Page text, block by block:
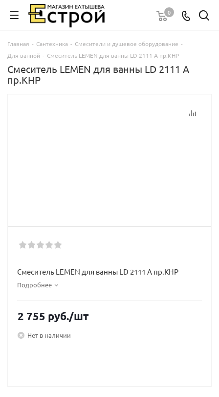
0
Главная - Сантехника - Смесители и душевое оборудование -
Для ванной - Смеситель LEMEN для ванны LD 2111 А пр.КНР
Смеситель LEMEN для ванны LD 2111 А
пр.КНР
Смеситель LEMEN для ванны LD 2111 А пр.КНР
Подробнее
2 755 руб./шт
Нет в наличии